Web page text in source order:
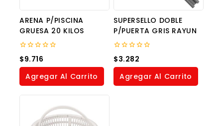
ARENA P/PISCINA
GRUESA 20 KILOS
0
out
of
$9.716
Agregar Al Carrito
SUPERSELLO DOBLE
P/PUERTA GRIS RAYUN
0
out
of
$3.282
Agregar Al Carrito